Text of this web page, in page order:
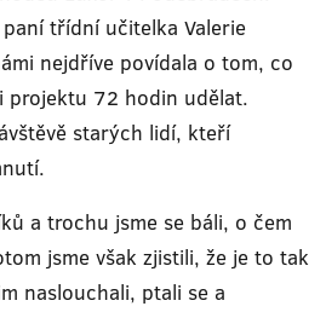
třídní učitelka Valerie
nejdříve povídala o tom, co
projektu 72 hodin udělat.
starých lidí, kteří
a trochu jsme se báli, o čem
jsme však zjistili, že je to tak
naslouchali, ptali se a